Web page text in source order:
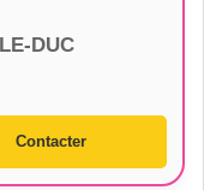
DUC
Contacter